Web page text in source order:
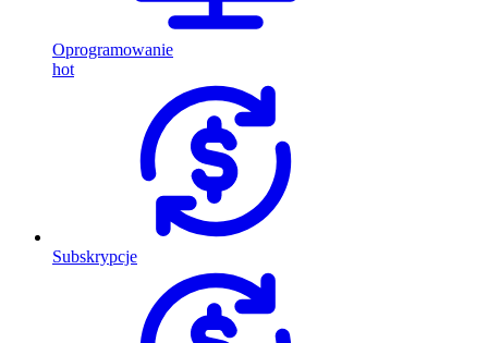
Oprogramowanie
hot
Subskrypcje